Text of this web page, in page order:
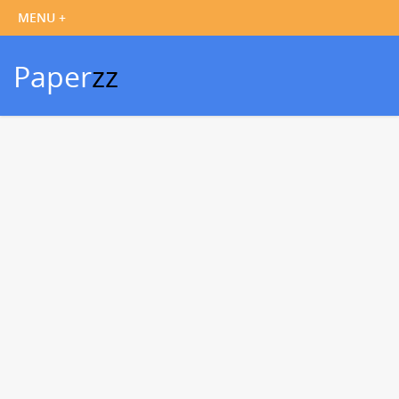
Paperzz